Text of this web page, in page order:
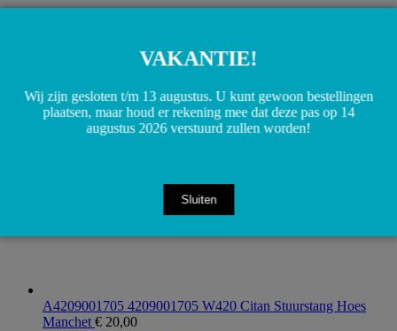
Toevoegen aan winkelwagen
A4209001705 4209001705 W420 Citan Stuurstang Hoes
Manchet € 20,00
VAKANTIE!
Wij zijn gesloten t/m 13 augustus. U kunt gewoon bestellingen
plaatsen, maar houd er rekening mee dat deze pas op 14
augustus 2026 verstuurd zullen worden!
Sluiten